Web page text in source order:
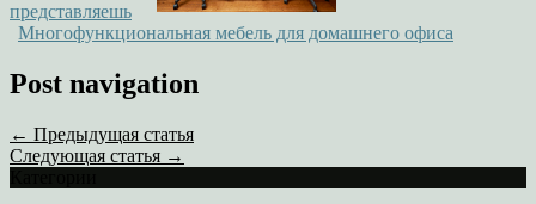
представляешь
Многофункциональная мебель для домашнего офиса
Post navigation
← Предыдущая статья
Следующая статья →